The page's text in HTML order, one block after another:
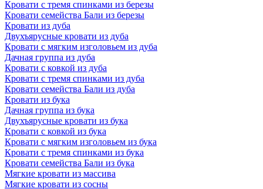
Кровати с тремя спинками из березы
Кровати семейства Бали из березы
Кровати из дуба
Двухъярусные кровати из дуба
Кровати с мягким изголовьем из дуба
Дачная группа из дуба
Кровати с ковкой из дуба
Кровати с тремя спинками из дуба
Кровати семейства Бали из дуба
Кровати из бука
Дачная группа из бука
Двухъярусные кровати из бука
Кровати с ковкой из бука
Кровати с мягким изголовьем из бука
Кровати с тремя спинками из бука
Кровати семейства Бали из бука
Мягкие кровати из массива
Мягкие кровати из сосны